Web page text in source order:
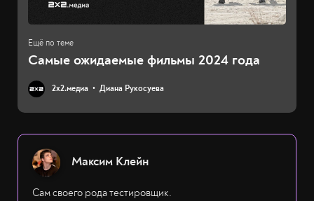
Самые ожидаемые фильмы 2024 года
2х2.медиа Диана Рукосуева
Максим Клейн
Сам своего рода тестировщик.